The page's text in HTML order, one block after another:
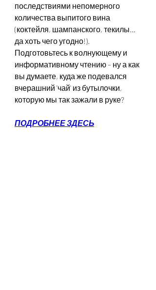
последствиями непомерного
количества выпитого вина
(коктейля, шампанского, текилы…
да хоть чего угодно!).
Подготовьтесь к волнующему и
информативному чтению – ну а как
вы думаете, куда же подевался
вчерашний 'чай' из бутылочки,
которую мы так зажали в руке?
ПОДРОБНЕЕ ЗДЕСЬ